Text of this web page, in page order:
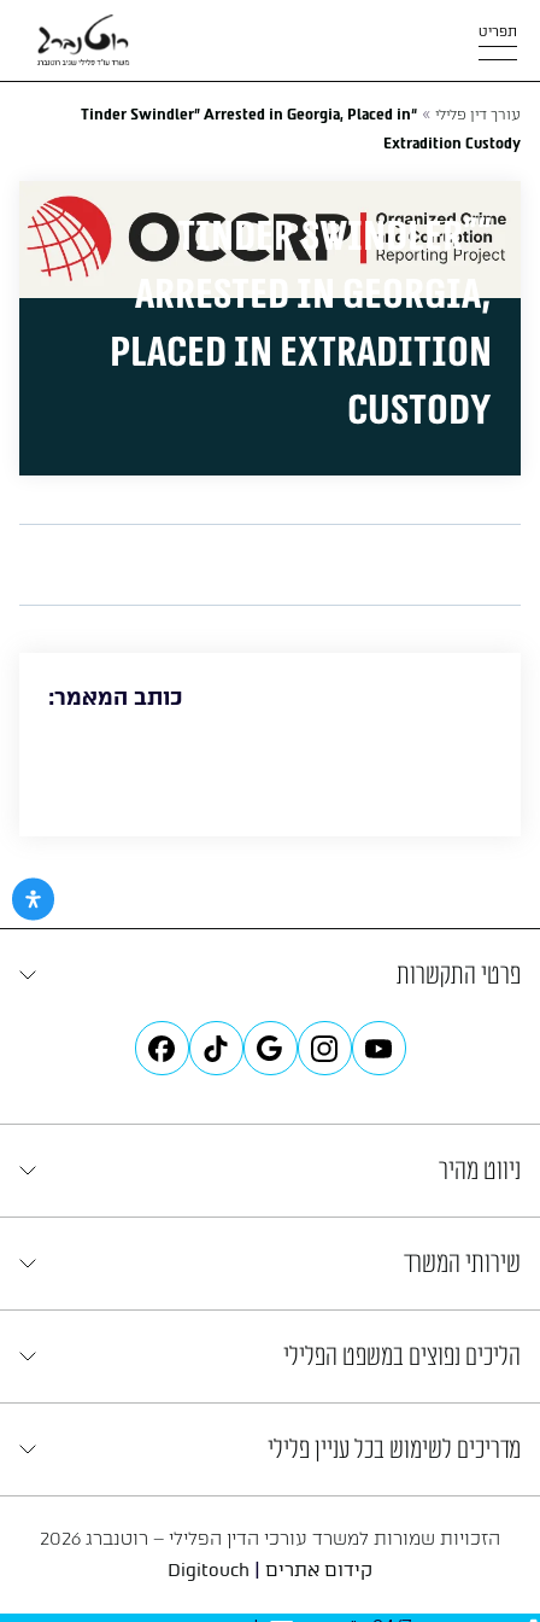
תפריט
עורך דין פלילי »
“Tinder Swindler” Arrested in Georgia, Placed in
Extradition Custody
“Tinder Swindler”
Arrested in Georgia,
Placed in Extradition
Custody
כותב המאמר:
פרטי התקשרות
ניווט מהיר
שירותי המשרד
הליכים נפוצים במשפט הפלילי
מדריכים לשימוש בכל עניין פלילי
הזכויות שמורות למשרד עורכי הדין הפלילי – רוטנברג 2026
קידום אתרים |
Digitouch